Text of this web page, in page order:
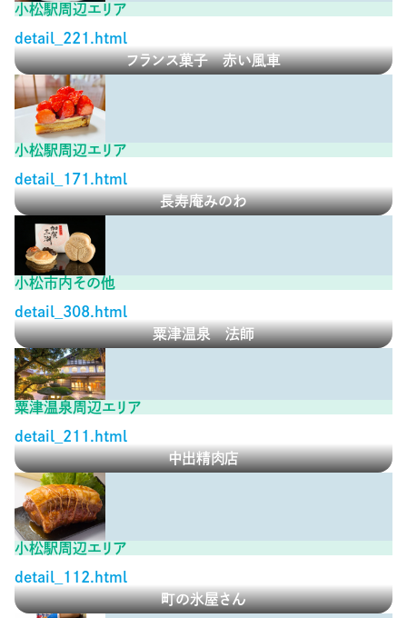
小松駅周辺エリア
detail_221.html
フランス菓子 赤い風車
小松駅周辺エリア
detail_171.html
長寿庵みのわ
小松市内その他
detail_308.html
粟津温泉 法師
粟津温泉周辺エリア
detail_211.html
中出精肉店
小松駅周辺エリア
detail_112.html
町の氷屋さん